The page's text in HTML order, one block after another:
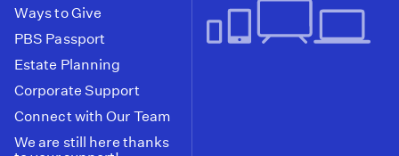
Ways to Give
PBS Passport
Estate Planning
Corporate Support
Connect with Our Team
We are still here thanks